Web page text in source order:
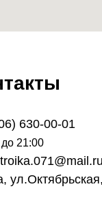
630-00-01
21:00